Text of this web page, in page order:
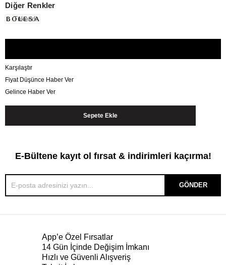
Diğer Renkler
Tükendi
Karşılaştır
Fiyat Düşünce Haber Ver
Gelince Haber Ver
E-Bültene kayıt ol fırsat & indirimleri kaçırma!
GÖNDER
App’e Özel Fırsatlar
14 Gün İçinde Değişim İmkanı
Hızlı ve Güvenli Alışveriş